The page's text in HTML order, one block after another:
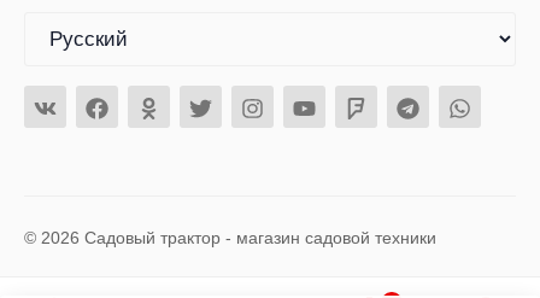
© 2026 Садовый трактор - магазин садовой техники